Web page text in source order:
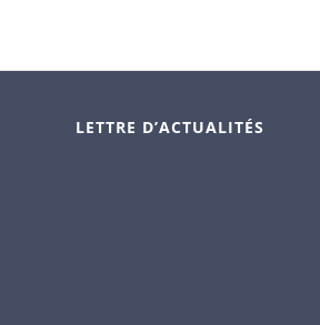
LETTRE D’ACTUALITÉS